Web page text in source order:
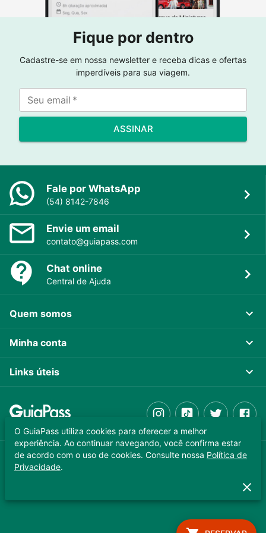
Fique por dentro
Cadastre-se em nossa newsletter e receba dicas e ofertas
imperdíveis para sua viagem.
Seu email *
ASSINAR
Fale por WhatsApp
(54) 8142-7846
Envie um email
contato@guiapass.com
Chat online
Central de Ajuda
Quem somos
Minha conta
Links úteis
GUIAPASS TECNOLOGIA LTDA. CNPJ 37.989.806/0001-64
Copyright © 2025 - Todos os direitos reservados
O GuiaPass utiliza cookies para oferecer a melhor
experiência. Ao continuar navegando, você confirma estar
de acordo com o uso de cookies. Consulte nossa Política de
Privacidade.